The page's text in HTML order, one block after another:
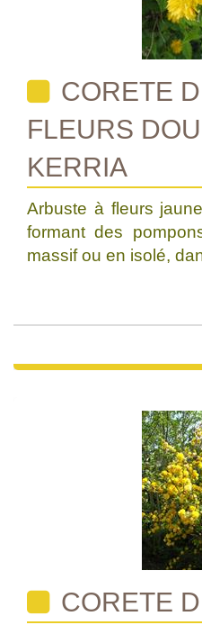
CORETE
FLEURS
KERRIA
Arbuste à fleurs
formant des
massif ou en isolé,
CORETE